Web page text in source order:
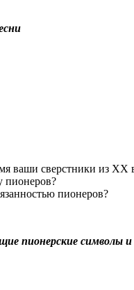
ваши сверстники из
пионеров?
пионеров?
пионерские символы